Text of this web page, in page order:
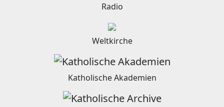
Radio
Weltkirche
Katholische Akademien